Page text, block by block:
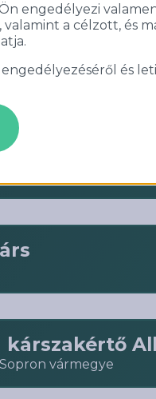
engedélyezi
valamint a célzott, és
és
asszisztens
kárszakértő
vármegye